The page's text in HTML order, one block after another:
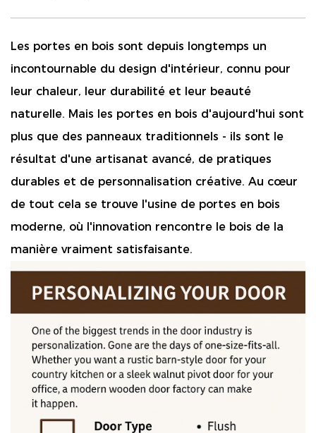
Les portes en bois sont depuis longtemps un
incontournable du design d'intérieur, connu pour
leur chaleur, leur durabilité et leur beauté
naturelle. Mais les portes en bois d'aujourd'hui sont
plus que des panneaux traditionnels - ils sont le
résultat d'une artisanat avancé, de pratiques
durables et de personnalisation créative. Au cœur
de tout cela se trouve l'usine de portes en bois
moderne, où l'innovation rencontre le bois de la
manière vraiment satisfaisante.